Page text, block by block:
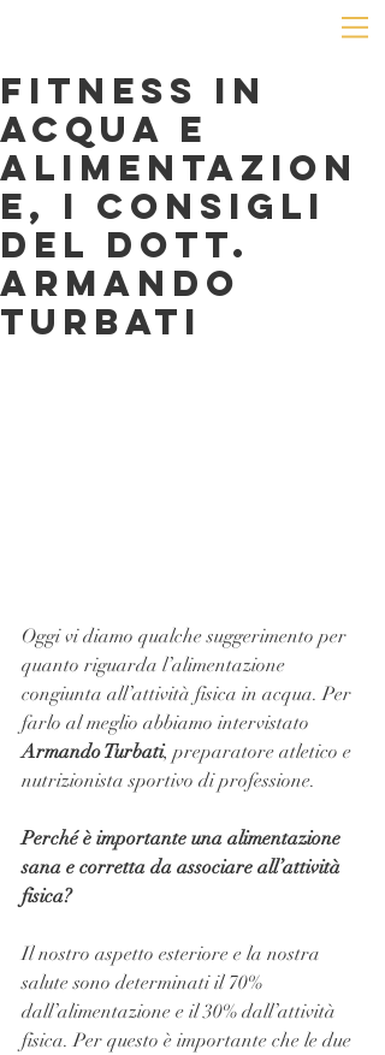
FITNESS IN
ACQUA E
ALIMENTAZION
E, I CONSIGLI
DEL DOTT.
ARMANDO
TURBATI
Oggi vi diamo qualche suggerimento per
quanto riguarda l’alimentazione
congiunta all’attività fisica in acqua. Per
farlo al meglio abbiamo intervistato
Armando Turbati, preparatore atletico e
nutrizionista sportivo di professione.
Perché è importante una alimentazione
sana e corretta da associare all’attività
fisica?
Il nostro aspetto esteriore e la nostra
salute sono determinati il 70%
dall’alimentazione e il 30% dall’attività
fisica. Per questo è importante che le due